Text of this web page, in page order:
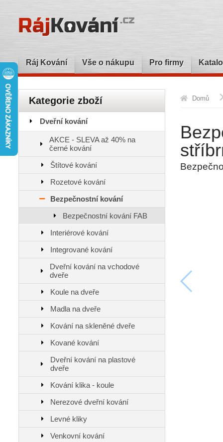
Ráj Kování Vše o nákupu Pro firmy
Kategorie zboží
Dveřní kování
AKCE - SLEVA až 40% na
černé kování
Štítové kování
Rozetové kování
Bezpečnostní kování
Bezpečnostní kování FAB
Interiérové kování
Integrované kování
Dveřní kování na vchodové
dveře
Koule na dveře
Madla na dveře
Kování na skleněné dveře
Kované kování
Dveřní kování na plastové
dveře
Kování klika - koule
Nerezové dveřní kování
Levné kliky
Venkovní kování
Domů